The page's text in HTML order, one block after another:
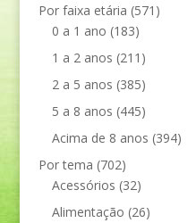
Por faixa etária (571)
0 a 1 ano (183)
1 a 2 anos (211)
2 a 5 anos (385)
5 a 8 anos (445)
Acima de 8 anos (394)
Por tema (702)
Acessórios (32)
Alimentação (26)